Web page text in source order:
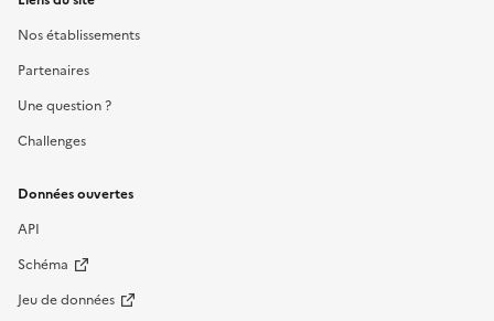
Nos établissements
Partenaires
Une question ?
Challenges
Données ouvertes
API
Schéma
Jeu de données